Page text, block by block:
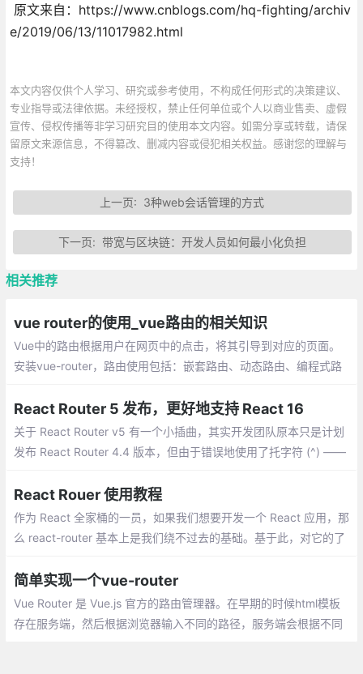
原文来自：https://www.cnblogs.com/hq-fighting/archiv
e/2019/06/13/11017982.html
本文内容仅供个人学习、研究或参考使用，不构成任何形式的决策建议、
专业指导或法律依据。未经授权，禁止任何单位或个人以商业售卖、虚假
宣传、侵权传播等非学习研究目的使用本文内容。如需分享或转载，请保
留原文来源信息，不得篡改、删减内容或侵犯相关权益。感谢您的理解与
支持！
上一页: 3种web会话管理的方式
下一页: 带宽与区块链：开发人员如何最小化负担
相关推荐
vue router的使用_vue路由的相关知识
Vue中的路由根据用户在网页中的点击，将其引导到对应的页面。
安装vue-router，路由使用包括：嵌套路由、动态路由、编程式路
React Router 5 发布，更好地支持 React 16
关于 React Router v5 有一个小插曲，其实开发团队原本只是计划
发布 React Router 4.4 版本，但由于错误地使用了托字符 (^) ——
撤销 4.4 版本，直接改为发布 React Router v5。
React Rouer 使用教程
作为 React 全家桶的一员，如果我们想要开发一个 React 应用，那
么 react-router 基本上是我们绕不过去的基础。基于此，对它的了
些 API 以及实践过程中遇到的一些问题
简单实现一个vue-router
Vue Router 是 Vue.js 官方的路由管理器。在早期的时候html模板
存在服务端，然后根据浏览器输入不同的路径，服务端会根据不同